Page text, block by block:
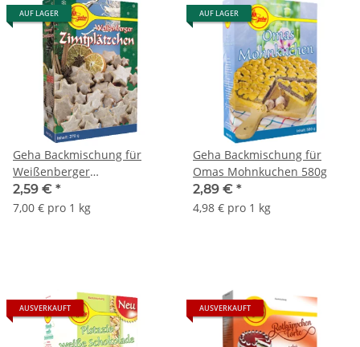
AUF LAGER
Geha Backmischung für
Weißenberger
Zimtplätzchen 370g
2,59 € *
7,00 € pro 1 kg
AUF LAGER
Geha Backmischung für
Omas Mohnkuchen 580g
2,89 € *
4,98 € pro 1 kg
AUSVERKAUFT AUSVERKAUFT